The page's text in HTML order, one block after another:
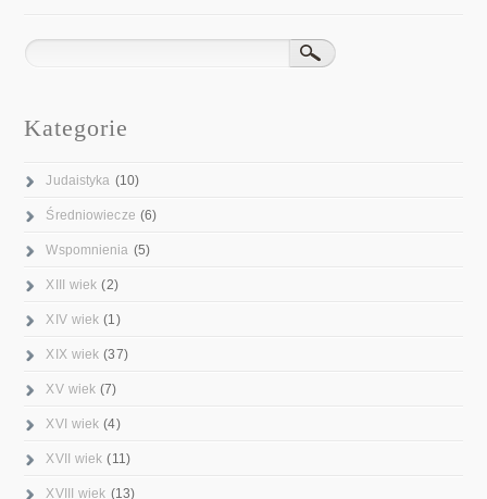
Kategorie
Judaistyka (10)
Średniowiecze (6)
Wspomnienia (5)
XIII wiek (2)
XIV wiek (1)
XIX wiek (37)
XV wiek (7)
XVI wiek (4)
XVII wiek (11)
XVIII wiek (13)